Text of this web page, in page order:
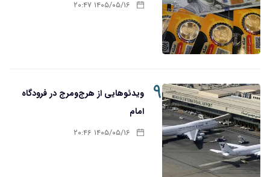
۱۴۰۵/۰۵/۱۶ ۲۰:۴۷
۹
ویدئوهایی از هرج‌ومرج در فرودگاه
امام
۱۴۰۵/۰۵/۱۶ ۲۰:۴۶